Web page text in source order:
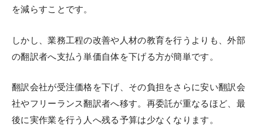
を減らすことです。
しかし、業務工程の改善や人材の教育を行うよりも、外部
の翻訳者へ支払う単価自体を下げる方が簡単です。
翻訳会社が受注価格を下げ、その負担をさらに安い翻訳会
社やフリーランス翻訳者へ移す。再委託が重なるほど、最
後に実作業を行う人へ残る予算は少なくなります。